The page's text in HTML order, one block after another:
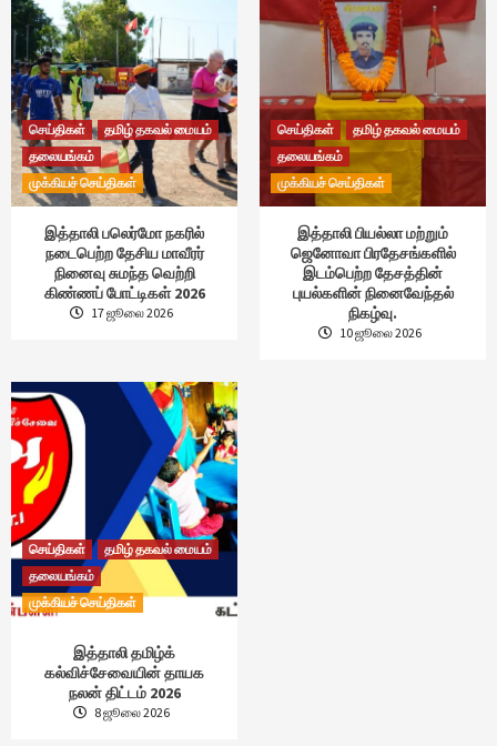
செய்திகள்
தமிழ் தகவல் மையம்
தலையங்கம்
முக்கியச் செய்திகள்
இத்தாலி பலெர்மோ நகரில்
நடைபெற்ற தேசிய மாவீரர்
நினைவு சுமந்த வெற்றி
கிண்ணப் போட்டிகள் 2026
17 ஜூலை 2026
செய்திகள்
தமிழ் தகவல் மையம்
தலையங்கம்
முக்கியச் செய்திகள்
இத்தாலி பியல்லா மற்றும்
ஜெனோவா பிரதேசங்களில்
இடம்பெற்ற தேசத்தின்
புயல்களின் நினைவேந்தல்
நிகழ்வு.
10 ஜூலை 2026
செய்திகள்
தமிழ் தகவல் மையம்
தலையங்கம்
முக்கியச் செய்திகள்
இத்தாலி தமிழ்க்
கல்விச்சேவையின் தாயக
நலன் திட்டம் 2026
8 ஜூலை 2026